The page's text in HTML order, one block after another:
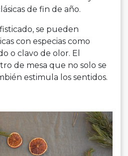
de fin de año.
se pueden
con especias como
o clavo de olor. El
de mesa que no solo se
estimula los sentidos.